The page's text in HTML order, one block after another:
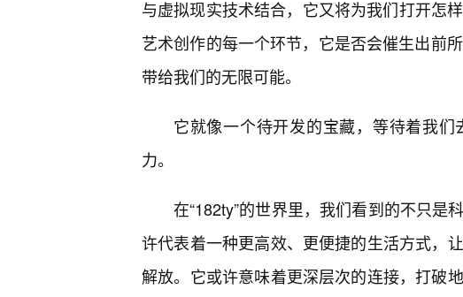
与虚拟现实技术结合，它又将为我们打开怎
艺术创作的每一个环节，它是否会催生出前
带给我们的无限可能。
它就像一个待开发的宝藏，等待着我
力。
在“182ty”的世界里，我们看到的不只是
许代表着一种更高效、更便捷的生活方式，
解放。它或许意味着更深层次的连接，打破